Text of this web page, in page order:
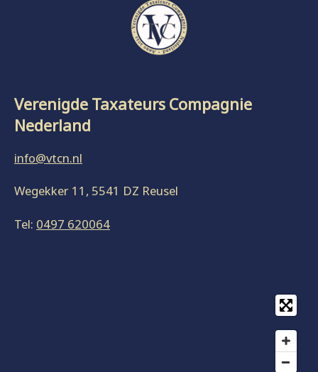
Verenigde Taxateurs Compagnie
Nederland
info@vtcn.nl
Wegekker 11, 5541 DZ Reusel
Tel: 0497 620064